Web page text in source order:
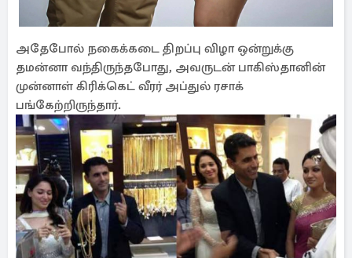
அதேபோல் நகைக்கடை திறப்பு விழா ஒன்றுக்கு
தமன்னா வந்திருந்தபோது, அவருடன் பாகிஸ்தானின்
முன்னாள் கிரிக்கெட் வீரர் அப்துல் ரசாக்
பங்கேற்றிருந்தார்.